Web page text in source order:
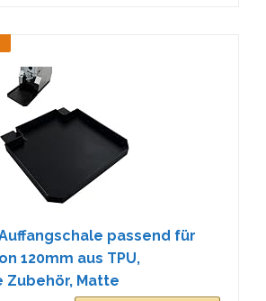
passend für
120mm aus TPU,
Zubehör, Matte